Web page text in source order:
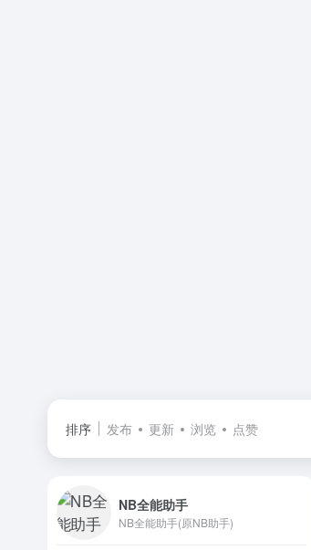
排序 发布 更新 浏览 点赞
NB全能助手
NB全能助手(原NB助手)